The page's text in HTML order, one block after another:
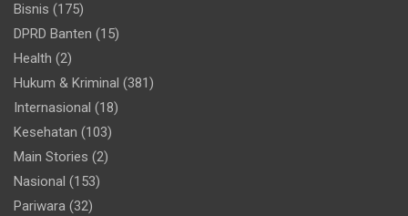
Bisnis (175)
DPRD Banten (15)
Health (2)
Hukum & Kriminal (381)
Internasional (18)
Kesehatan (103)
Main Stories (2)
Nasional (153)
Pariwara (32)